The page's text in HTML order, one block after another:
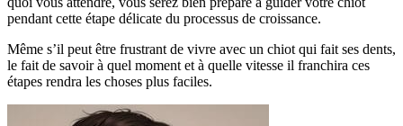
pendant cette étape délicate du processus de croissance.
Même s’il peut être frustrant de vivre avec un chiot qui fait ses dents,
le fait de savoir à quel moment et à quelle vitesse il franchira ces
étapes rendra les choses plus faciles.